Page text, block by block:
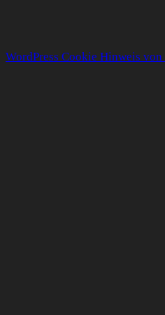
WordPress Cookie Hinweis